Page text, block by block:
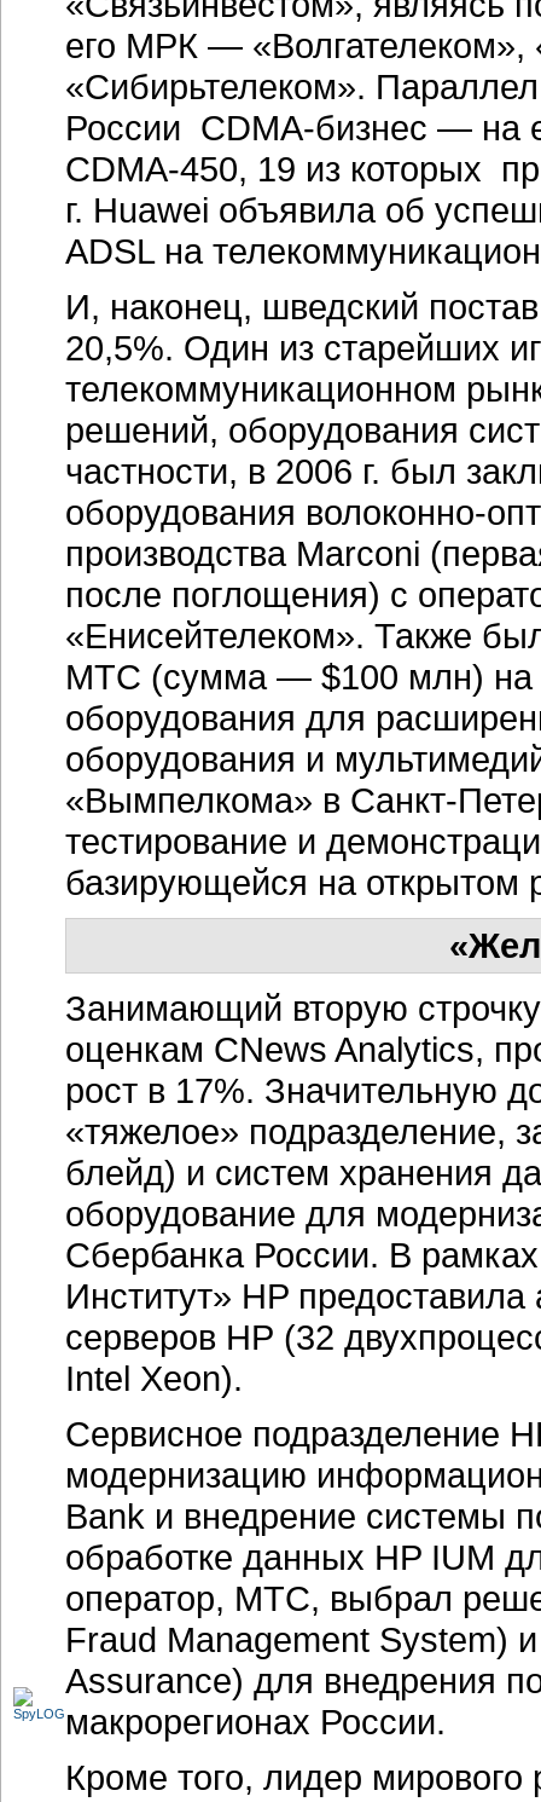
его МРК — «Волгателеком»,
«Сибирьтелеком».
России CDMA-бизнес — на
CDMA-450, 19 из которых
г. Huawei объявила об
ADSL на
И, наконец, шведский
20,5%. Один из старейших
телекоммуникационном
решений, оборудования
частности, в 2006 г. был
оборудования волоконно-
производства Marconi
после поглощения) с
«Енисейтелеком». Также
МТС (сумма — $100 млн) на
оборудования для
оборудования и
«Вымпелкома» в Санкт-
тестирование и
базирующейся на
Занимающий вторую
оценкам CNews Analytics,
рост в 17%. Значительную
«тяжелое» подразделение,
блейд) и систем хранения
оборудование для
Сбербанка России. В
Институт» HP
серверов НР (32
Intel Xeon).
Сервисное подразделение
модернизацию
Bank и внедрение системы
обработке данных HP IUM
оператор, МТС, выбрал
Fraud Management System)
Assurance) для внедрения
макрорегионах России.
Кроме того, лидер